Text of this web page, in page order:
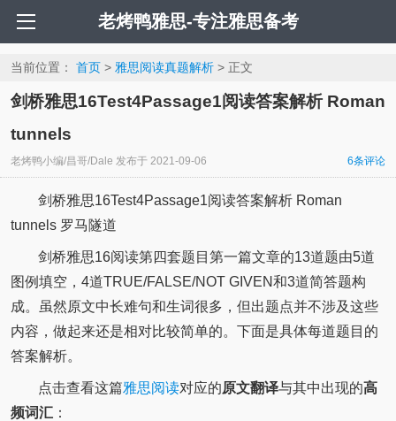
老烤鸭雅思-专注雅思备考
当前位置： 首页> 雅思阅读真题解析> 正文
剑桥雅思16Test4Passage1阅读答案解析 Roman
tunnels
老烤鸭小编/昌哥/Dale 发布于 2021-09-06 6条评论
剑桥雅思16Test4Passage1阅读答案解析 Roman
tunnels 罗马隧道
剑桥雅思16阅读第四套题目第一篇文章的13道题由5道
图例填空，4道TRUE/FALSE/NOT GIVEN和3道简答题构
成。虽然原文中长难句和生词很多，但出题点并不涉及这些
内容，做起来还是相对比较简单的。下面是具体每道题目的
答案解析。
点击查看这篇雅思阅读对应的原文翻译与其中出现的高
频词汇：